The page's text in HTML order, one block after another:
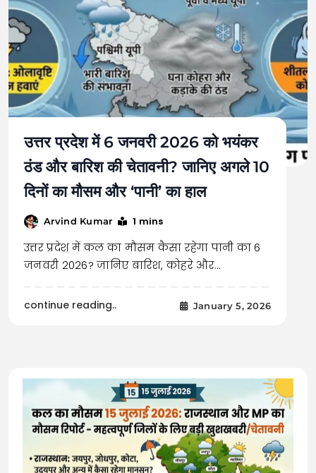
उत्तर प्रदेश में 6 जनवरी 2026 को भयंकर
ठंड और बारिश की चेतावनी? जानिए अगले 10
दिनों का मौसम और ‘पानी’ का हाल
Arvind Kumar 1 mins
उत्तर प्रदेश में कल का मौसम कैसा रहेगा पानी का 6
जनवरी 2026? जानिए बारिश, कोहरे और…
continue reading.. January 5, 2026